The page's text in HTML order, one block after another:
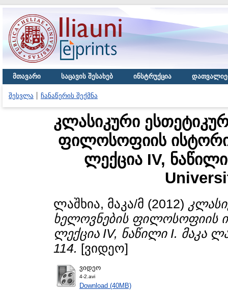
მთავარი საცავის შესახებ ინსტრუქცია
შესვლა ჩანაწერის შექმნა
კლასიკური
ფილოსოფიის
ლექცია IV,
ლაშხია, მაკა/მ (2012)
ხელოვნების ფილოსოფიის
ლექცია IV, ნაწილი I. მაკა
114. [ვიდეო]
ვიდეო
4-2.avi
Download (40MB)